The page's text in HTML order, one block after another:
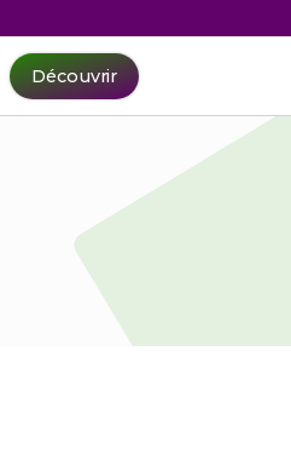
Découvrir